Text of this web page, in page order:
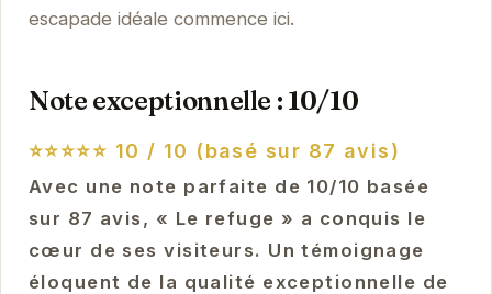
escapade idéale commence ici.
Note exceptionnelle : 10/10
⭐⭐⭐⭐⭐ 10 / 10 (basé sur 87 avis)
Avec une note parfaite de 10/10 basée
sur 87 avis, « Le refuge » a conquis le
cœur de ses visiteurs. Un témoignage
éloquent de la qualité exceptionnelle de